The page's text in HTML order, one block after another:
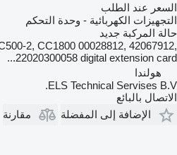
السعر عند الطلب
التجهيزات الكهربائية - وحدة التحكم
حالة المركبة جديد
2, CC1800 00028812, 42067912,
22020300058 digital extension card...
هولندا
ELS Technical Servises B.V.
الاتصال بالبائع
الإضافة إلى المفضلة
مقارنة